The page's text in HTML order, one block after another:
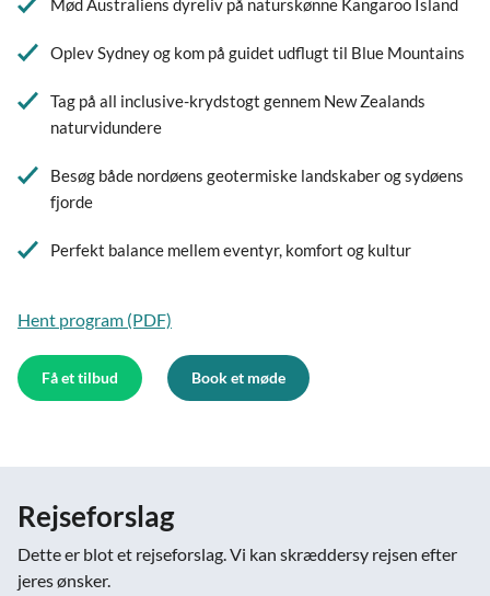
Mød Australiens dyreliv på naturskønne Kangaroo Island
Oplev Sydney og kom på guidet udflugt til Blue Mountains
Tag på all inclusive-krydstogt gennem New Zealands
naturvidundere
Besøg både nordøens geotermiske landskaber og sydøens
fjorde
Perfekt balance mellem eventyr, komfort og kultur
Hent program (PDF)
Få et tilbud Book et møde
Rejseforslag
Dette er blot et rejseforslag. Vi kan skræddersy rejsen efter
jeres ønsker.